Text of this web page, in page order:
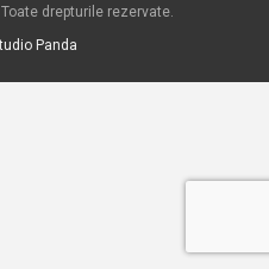
drepturile rezervate.
Panda